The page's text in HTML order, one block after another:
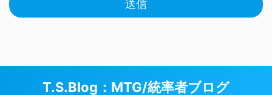
T.S.Blog：MTG/統率者ブログ